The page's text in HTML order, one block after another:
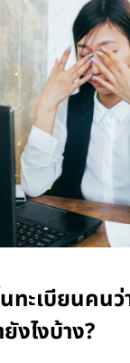
คม ใช้เอกสารอะไรบ้าง?
เงินว่างงานหรือเงินชดเชยจา
คนว่างงานกี่บาท ได้เงินคนว่าง
ว่างงานกี่บาท ได้คนว่างงานกี่เ
เป็นคนว่างงานของประกันสัง
บียนคนว่างงานออนไลน์ภาย
ดได้ไหมถือว่ารายงานเร็วไป
กันสังคมคนว่างงานจะเข้าวันไ
อใช้ ควรกู้เงินด่วนฉุกเฉินที่ไห
ทะเบียนคนว่
งไงบ้าง?